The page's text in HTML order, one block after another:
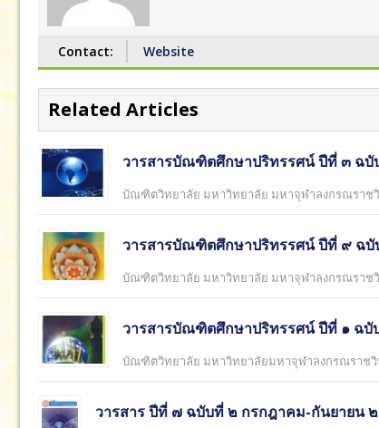
Contact: Website
Related Articles
วารสารบัณฑิตศึกษาปริทรรศน์ ปีที่ ๓ ฉ
บัณฑิตวิทยาลัย มหาวิทยาลัย มหาจุฬาลงกรณราช
วารสารบัณฑิตศึกษาปริทรรศน์ ปีที่ ๙ ฉ
บัณฑิตวิทยาลัย มหาวิทยาลัย มหาจุฬาลงกรณราช
วารสารบัณฑิตศึกษาปริทรรศน์ ปีที่ ๑ ฉ
บัณฑิตวิทยาลัย มหาวิทยาลัยมหาจุฬาลงกรณราช
วารสาร ปีที่ ๗ ฉบับที่ ๒ กรกฎาคม-กันยายน